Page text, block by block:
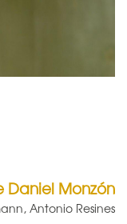
Daniel Monzón
Antonio Resines